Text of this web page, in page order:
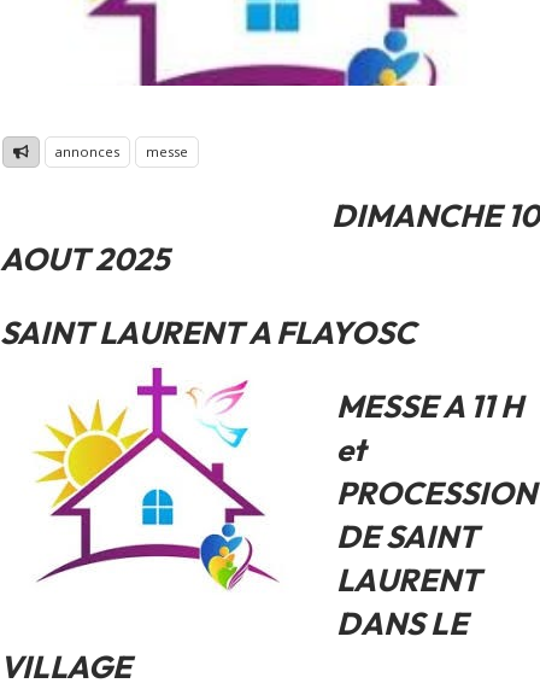
annonces messe
DIMANCHE 10
AOUT 2025
SAINT LAURENT A FLAYOSC
MESSE A 11 H
et
PROCESSION
DE SAINT
LAURENT
DANS LE
VILLAGE